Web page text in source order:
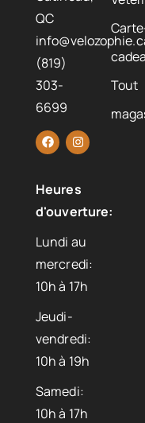
QC
(819)
303-
6699
Heures
d'ouverture:
Lundi au
mercredi:
10h à 17h
Jeudi-
vendredi:
10h à 19h
Samedi:
10h à 17h
Tout